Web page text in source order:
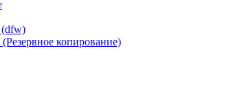
(dfw)
копирование)